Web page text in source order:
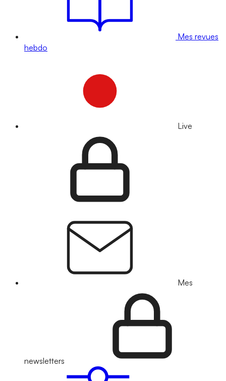
Mes revues
hebdo
Live
Mes
newsletters